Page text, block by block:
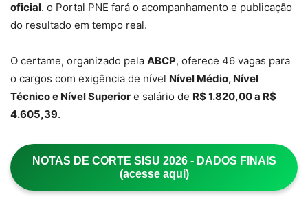
oficial. o Portal PNE fará o acompanhamento e publicação
do resultado em tempo real.
O certame, organizado pela ABCP, oferece 46 vagas para
o cargos com exigência de nível Nível Médio, Nível
Técnico e Nível Superior e salário de R$ 1.820,00 a R$
4.605,39.
NOTAS DE CORTE SISU 2026 - DADOS FINAIS
(acesse aqui)